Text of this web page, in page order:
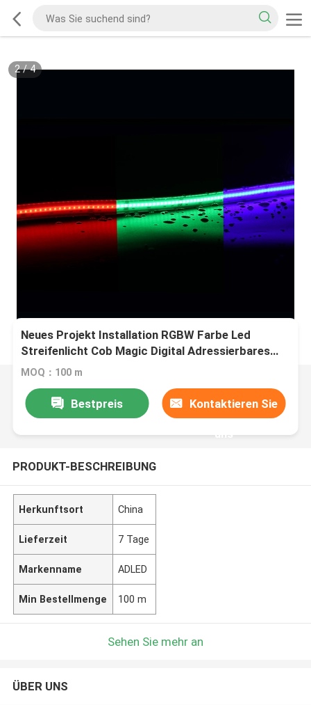
2/4
Neues Projekt Installation RGBW Farbe Led
Streifenlicht Cob Magic Digital Adressierbares
COB Led Streifen
MOQ：100 m
Bestpreis Kontaktieren Sie
uns
PRODUKT-BESCHREIBUNG
Herkunftsort China
Lieferzeit 7 Tage
Markenname ADLED
Min Bestellmenge 100 m
Sehen Sie mehr an
ÜBER UNS